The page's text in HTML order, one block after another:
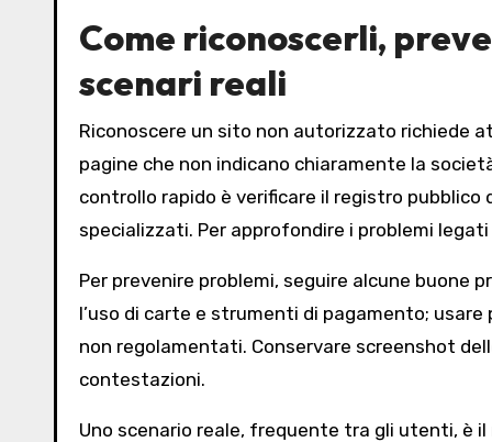
Come riconoscerli,
scenari reali
Riconoscere un sito non autorizzato richiede
pagine che non indicano chiaramente la
controllo rapido è verificare il registro pubblico
specializzati. Per approfondire i problemi legati
Per prevenire problemi, seguire alcune buone
l’uso di carte e strumenti di pagamento;
non regolamentati. Conservare screenshot
contestazioni.
Uno scenario reale, frequente tra gli utenti, è